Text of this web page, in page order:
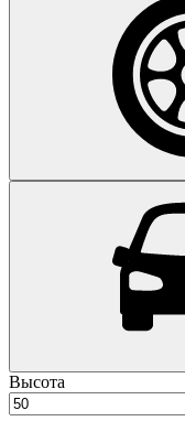
Высота